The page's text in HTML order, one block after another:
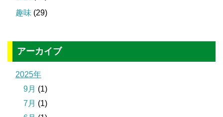
趣味 (29)
アーカイブ
2025年
9月 (1)
7月 (1)